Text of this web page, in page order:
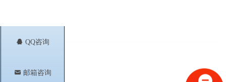
뀩 QQ咨询
낂 邮箱咨询